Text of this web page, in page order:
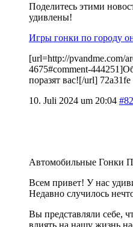
Поделитесь этими
удивлены!
Игры гонки по городу
[url=http://pvandme.com/
4675#comment-
поразят вас![/url] 72a31fe
10. Juli 2024 um 20:04
Автомобильные Гонки
Всем привет! У нас
Недавно случилось
Вы представляли себе,
влиять на нашу жизнь